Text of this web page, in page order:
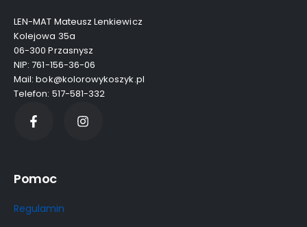
LEN-MAT Mateusz Lenkiewicz
Kolejowa 35a
06-300 Przasnysz
NIP: 761-156-36-06
Mail: bok@kolorowykoszyk.pl
Telefon: 517-581-332
Pomoc
Regulamin